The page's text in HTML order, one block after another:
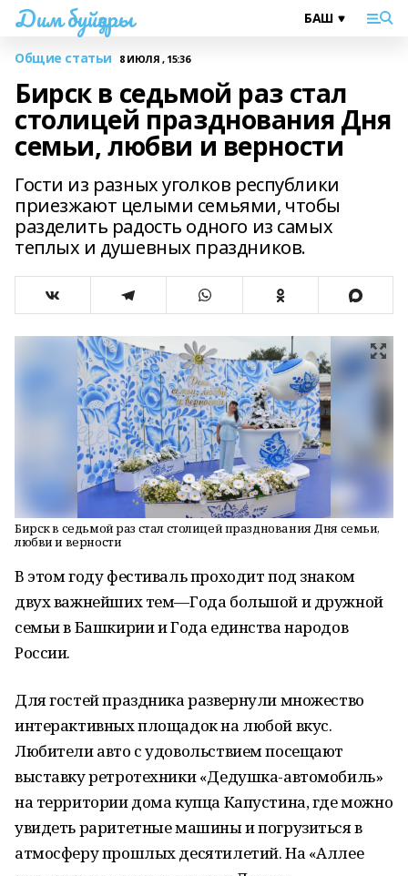
Дим буйҙары
Общие статьи 8 ИЮЛЯ , 15:36
Бирск в седьмой раз стал
столицей празднования Дня
семьи, любви и верности
Гости из разных уголков республики
приезжают целыми семьями, чтобы
разделить радость одного из самых
теплых и душевных праздников.
Бирск в седьмой раз стал столицей празднования Дня семьи,
любви и верности
В этом году фестиваль проходит под знаком
двух важнейших тем—Года большой и дружной
семьи в Башкирии и Года единства народов
России.
Для гостей праздника развернули множество
интерактивных площадок на любой вкус.
Любители авто с удовольствием посещают
выставку ретротехники «Дедушка-автомобиль»
на территории дома купца Капустина, где можно
увидеть раритетные машины и погрузиться в
атмосферу прошлых десятилетий. На «Аллее